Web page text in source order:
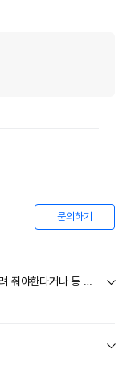
문의하기
급여할 때 다른 용기에 옮겨 전자레인지에 돌려 줘야한다거나 등 데워서 줘야 하나요?